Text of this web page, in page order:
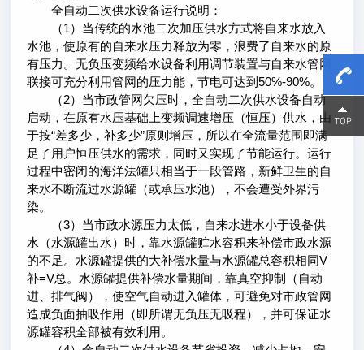
全自动二次供水设备运行说明：
（1）当传统的水池二次加压供水方式将自来水放入
水池，使原有的自来水压力释放为零，浪费了自来水的原
有压力。无负压变频给水设备利用调节装置与自来水管网
联接可充分利用管网的压力能，节电可达到50%-90%。
（2）当市政管网欠压时，全自动二次供水设备自动
启动，在原有水压基础上变频调速增压（恒压）供水，由
于按“差多少，补多少”原则增压，所以在全流量范围即满
足了用户恒压供水的需求，同时又实现了节能运行。运行
过程中密闭的海洋法罐只相当于一段管路，新鲜卫生的自
来水不断流过水源罐（或承压水池），不会遭受外界污
染。
（3）当市政水源压力太低，自来水进水小于设备供
水（水源罐出水）时，靠水源罐贮水容积来补偿市政水源
的不足。水源罐提供的大补偿水量与水源罐总容积相同V
补=V总。水源罐提供补偿水量期间，靠真空抑制（自动
进、排气阀），使空气自动进入罐体，可避免对市政管网
造成负面抽吸作用（即所谓无负压无吸程），并可保证水
源罐容积全部被有效利用。